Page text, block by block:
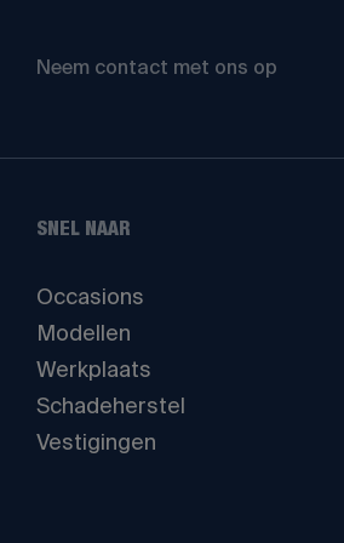
Neem contact met ons op
SNEL NAAR
Occasions
Modellen
Werkplaats
Schadeherstel
Vestigingen